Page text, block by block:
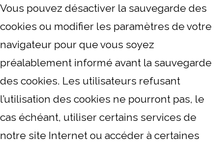
Vous pouvez désactiver la sauvegarde des
cookies ou modifier les paramètres de votre
navigateur pour que vous soyez
préalablement informé avant la sauvegarde
des cookies. Les utilisateurs refusant
l’utilisation des cookies ne pourront pas, le
cas échéant, utiliser certains services de
notre site Internet ou accéder à certaines